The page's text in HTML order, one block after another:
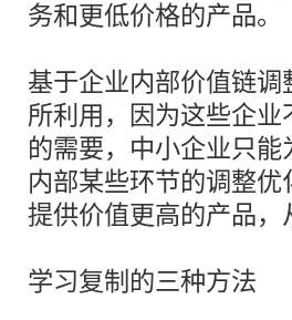
务和更低价格的产品。
基于企业内部价值链
所利用，因为这些企
的需要，中小企业只
内部某些环节的调整
提供价值更高的产品
学习复制的三种方法